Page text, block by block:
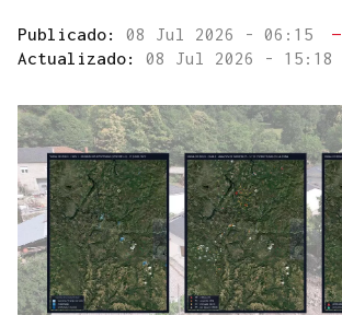
Publicado: 08 Jul 2026 - 06:15
—
Actualizado: 08 Jul 2026 - 15:18